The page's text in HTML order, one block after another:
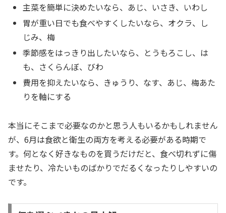
主菜を簡単に決めたいなら、あじ、いさき、いわし
胃が重い日でも食べやすくしたいなら、オクラ、し
じみ、梅
季節感をはっきり出したいなら、とうもろこし、は
も、さくらんぼ、びわ
費用を抑えたいなら、きゅうり、なす、あじ、梅あた
りを軸にする
本当にそこまで必要なのかと思う人もいるかもしれません
が、6月は食欲と衛生の両方を考える必要がある時期で
す。何となく好きなものを買うだけだと、食べ切れずに傷
ませたり、冷たいものばかりでだるくなったりしやすいの
です。